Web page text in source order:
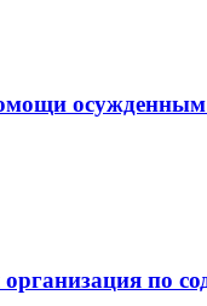
организация по